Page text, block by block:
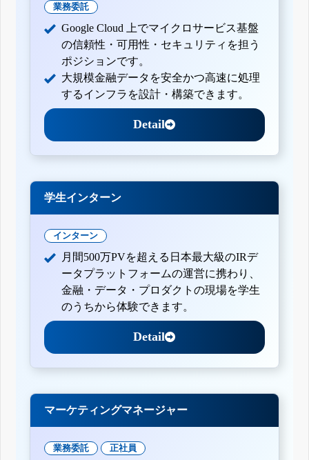
業務委託
Google Cloud 上でマイクロサービス基盤
の信頼性・可用性・セキュリティを担う
ポジションです。
大規模金融データを安全かつ高速に処理
するインフラを設計・構築できます。
Detail
学生インターン
インターン
月間500万PVを超える日本最大級のIRデ
ータプラットフォームの運営に携わり、
金融・データ・プロダクトの現場を学生
のうちから体験できます。
Detail
マーケティングマネージャー
業務委託 正社員